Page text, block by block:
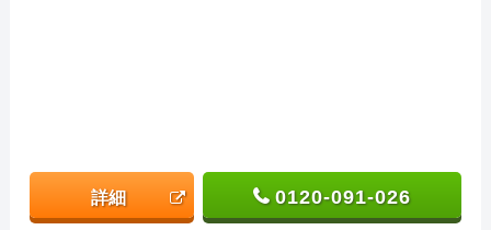
詳細 0120-091-026